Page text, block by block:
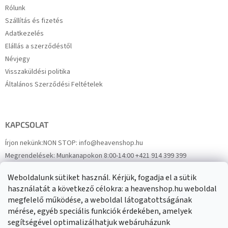
Weboldalunk sütiket használ. Kérjük, fogadja el a sütik
használatát a következő célokra: a heavenshop.hu weboldal
megfelelő működése, a weboldal látogatottságának
mérése, egyéb speciális funkciók érdekében, amelyek
segítségével optimalizálhatjuk webáruházunk
Rólunk
Szállítás és fizetés
Adatkezelés
Elállás a szerződéstől
Névjegy
Visszaküldési politika
Általános Szerződési Feltételek
KAPCSOLAT
Írjon nekünk:NON STOP: info@heavenshop.hu
Megrendelések:Munkanapokon 8:00-14:00 +421 914 399 399
FacebookHeavenShop.sk
Eredményeink